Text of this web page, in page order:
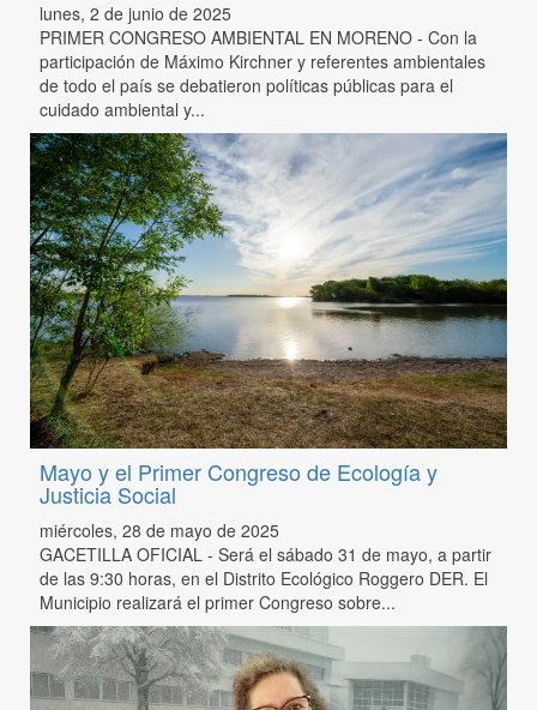
lunes, 2 de junio de 2025
PRIMER CONGRESO AMBIENTAL EN MORENO - Con la
participación de Máximo Kirchner y referentes ambientales
de todo el país se debatieron políticas públicas para el
cuidado ambiental y...
Mayo y el Primer Congreso de Ecología y
Justicia Social
miércoles, 28 de mayo de 2025
GACETILLA OFICIAL - Será el sábado 31 de mayo, a partir
de las 9:30 horas, en el Distrito Ecológico Roggero DER. El
Municipio realizará el primer Congreso sobre...